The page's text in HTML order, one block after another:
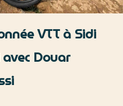
VTT à Sidi
Douar